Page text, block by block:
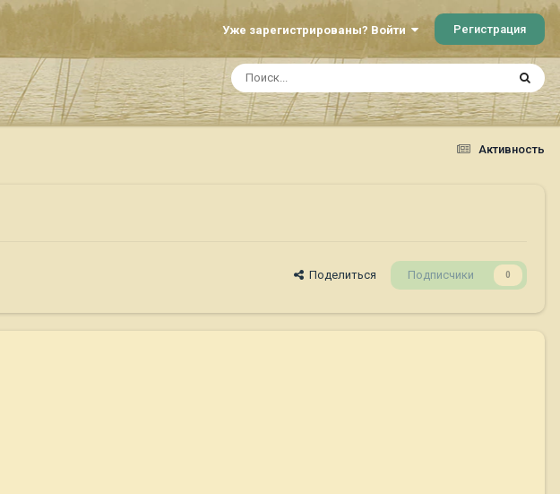
Уже зарегистрированы? Войти Регистрация
Активность
Поделиться Подписчики 0